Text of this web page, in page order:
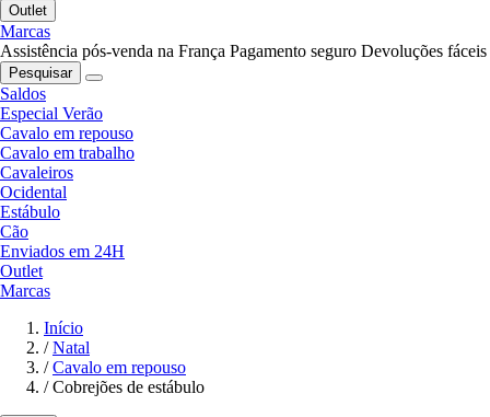
Outlet
Marcas
Assistência pós-venda na França Pagamento seguro Devoluções fáceis
Pesquisar
Saldos
Especial Verão
Cavalo em repouso
Cavalo em trabalho
Cavaleiros
Ocidental
Estábulo
Cão
Enviados em 24H
Outlet
Marcas
Início
/ Natal
/ Cavalo em repouso
/ Cobrejões de estábulo